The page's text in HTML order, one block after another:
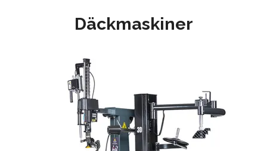
Däckmaskiner